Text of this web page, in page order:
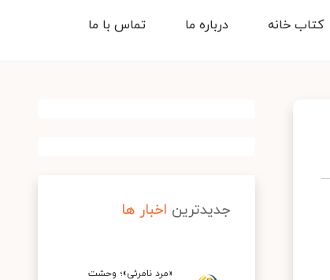
تماس با ما درباره ما کتاب خانه
جدیدترین اخبار ها
«مرد نامرئی»؛ وحشت